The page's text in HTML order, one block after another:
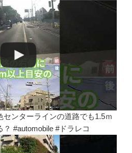
センターラインの道路でも1.5ｍ
#automobile #ドラレコ